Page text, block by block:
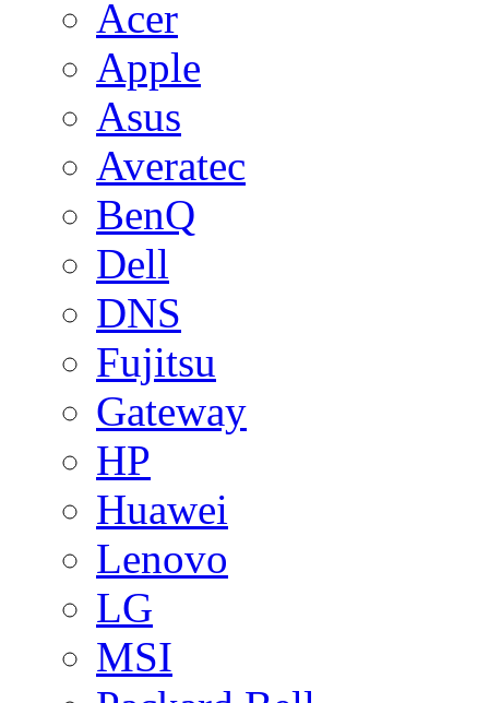
Acer
Apple
Asus
Averatec
BenQ
Dell
DNS
Fujitsu
Gateway
HP
Huawei
Lenovo
LG
MSI